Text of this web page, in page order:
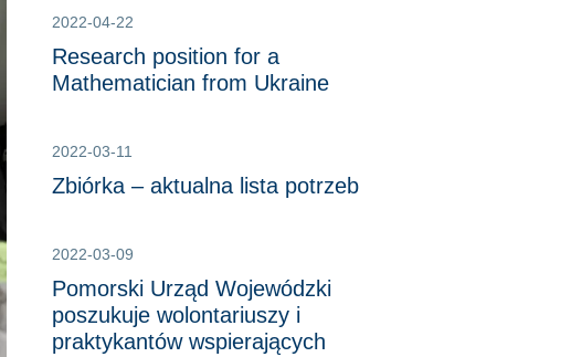
2022-04-22
Research position for a
Mathematician from Ukraine
2022-03-11
Zbiórka – aktualna lista potrzeb
2022-03-09
Pomorski Urząd Wojewódzki
poszukuje wolontariuszy i
praktykantów wspierających